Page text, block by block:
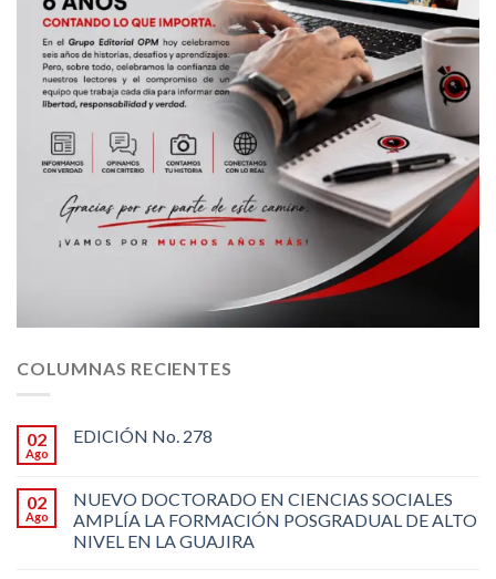
COLUMNAS RECIENTES
02
Ago
EDICIÓN No. 278
02
Ago
NUEVO DOCTORADO EN CIENCIAS SOCIALES
AMPLÍA LA FORMACIÓN POSGRADUAL DE ALTO
NIVEL EN LA GUAJIRA